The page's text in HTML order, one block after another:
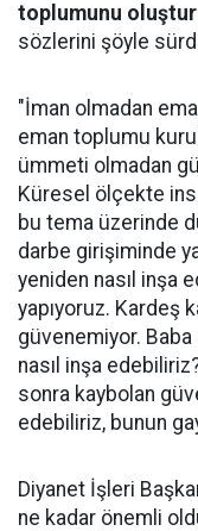
toplumunu
sözlerini şöyle
"İman olmadan
eman toplumu
ümmeti olmadan
Küresel ölçekte
bu tema üzerinde
darbe girişiminde
yeniden nasıl inşa
yapıyoruz. Kardeş
güvenemiyor.
nasıl inşa
sonra kaybolan
edebiliriz, bunun
Diyanet İşleri
ne kadar önemli